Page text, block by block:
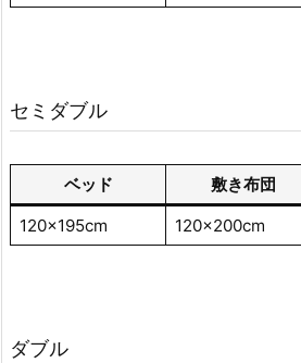
セミダブル
ベッド 敷き布団
120×195cm
120×200cm
ダブル